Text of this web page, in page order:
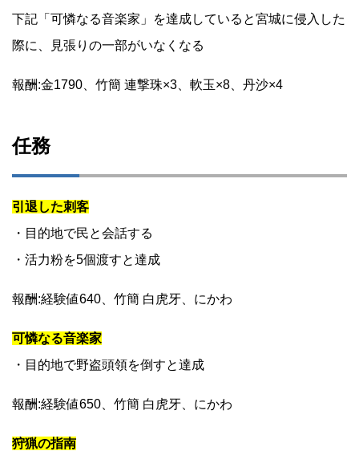
下記「可憐なる音楽家」を達成していると宮城に侵入した
際に、見張りの一部がいなくなる
報酬:金1790、竹簡 連撃珠×3、軟玉×8、丹沙×4
任務
引退した刺客
・目的地で民と会話する
・活力粉を5個渡すと達成
報酬:経験値640、竹簡 白虎牙、にかわ
可憐なる音楽家
・目的地で野盗頭領を倒すと達成
報酬:経験値650、竹簡 白虎牙、にかわ
狩猟の指南